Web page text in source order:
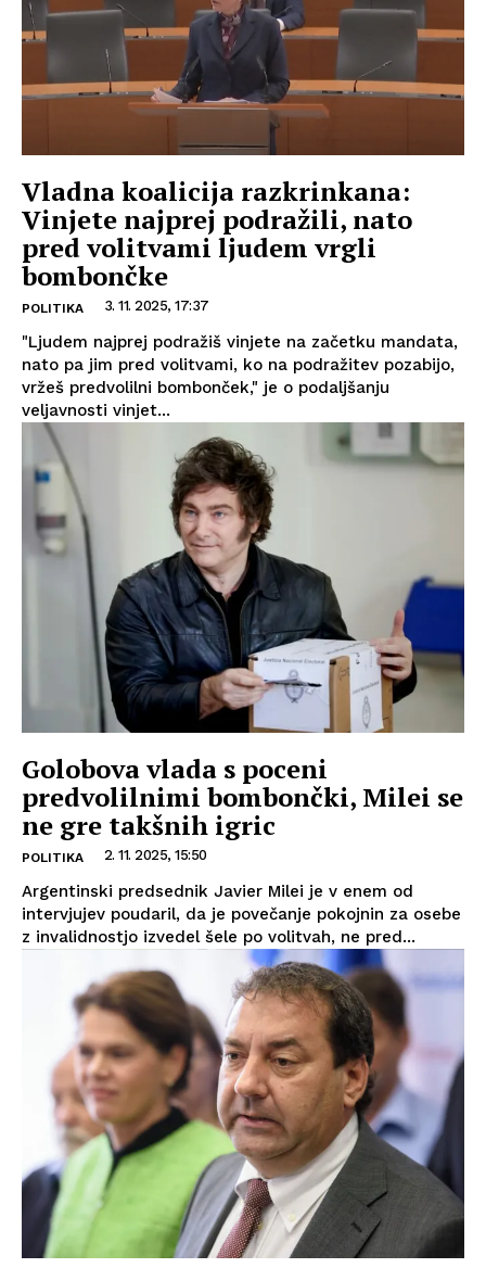
Vladna koalicija razkrinkana:
Vinjete najprej podražili, nato
pred volitvami ljudem vrgli
bombončke
POLITIKA 3. 11. 2025, 17:37
"Ljudem najprej podražiš vinjete na začetku mandata,
nato pa jim pred volitvami, ko na podražitev pozabijo,
vržeš predvolilni bombonček," je o podaljšanju
veljavnosti vinjet...
Golobova vlada s poceni
predvolilnimi bombončki, Milei se
ne gre takšnih igric
POLITIKA 2. 11. 2025, 15:50
Argentinski predsednik Javier Milei je v enem od
intervjujev poudaril, da je povečanje pokojnin za osebe
z invalidnostjo izvedel šele po volitvah, ne pred...